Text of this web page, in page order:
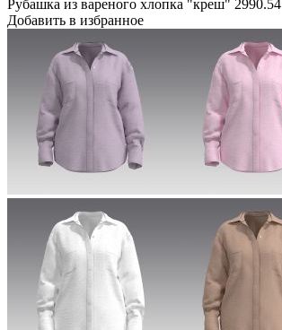
Рубашка из вареного хлопка "креш" 2990.54
Добавить в избранное